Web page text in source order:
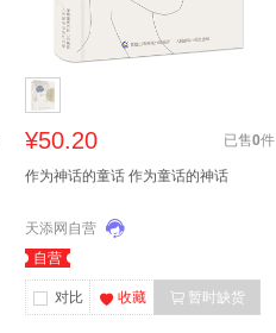
¥50.20 已售0件
作为神话的童话 作为童话的神话
天添网自营
自营
对比 收藏 暂时缺货